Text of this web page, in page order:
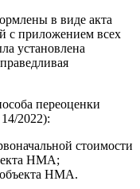
в виде акта
с приложением всех
установлена
переоценки
2022):
стоимости
НМА;
объекта НМА.